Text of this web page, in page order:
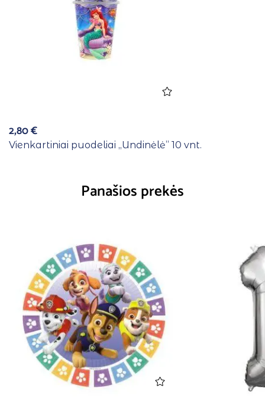
2,80€
Vienkartiniai puodeliai ,,Undinėlė” 10 vnt.
Panašios prekės